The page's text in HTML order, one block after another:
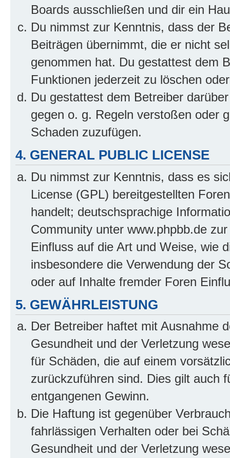
Boards ausschließen und dir ein
Du nimmst zur Kenntnis, dass der
Beiträgen übernimmt, die er nicht
genommen hat. Du gestattest dem
Funktionen jederzeit zu löschen
Du gestattest dem Betreiber
gegen o. g. Regeln verstoßen oder
Schaden zuzufügen.
4. GENERAL PUBLIC LICENSE
Du nimmst zur Kenntnis, dass es
License (GPL) bereitgestellten
handelt; deutschsprachige
Community unter www.phpbb.de
Einfluss auf die Art und Weise, wie
insbesondere die Verwendung der
oder auf Inhalte fremder Foren
5. GEWÄHRLEISTUNG
Der Betreiber haftet mit Ausnahme
Gesundheit und der Verletzung
für Schäden, die auf einem
zurückzuführen sind. Dies gilt auch
entgangenen Gewinn.
Die Haftung ist gegenüber
fahrlässigen Verhalten oder bei
Gesundheit und der Verletzung